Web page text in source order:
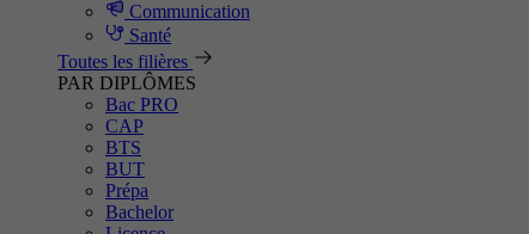
Communication
Santé
Toutes les filières
PAR DIPLÔMES
Bac PRO
CAP
BTS
BUT
Prépa
Bachelor